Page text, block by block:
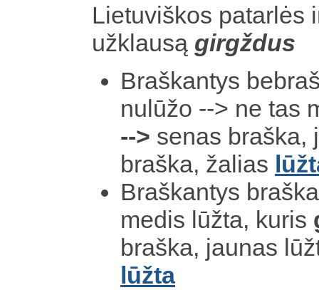
Lietuviškos patarlės
užklausą girgždus
Braškantys
nulūžo --> ne tas
--> senas braška,
braška, žalias
Braškantys
medis lūžta, kuris
braška, jaunas
lūžta